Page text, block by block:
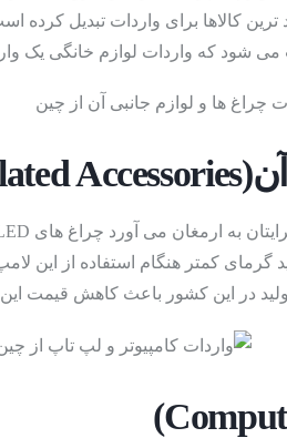
مسافرتی(Travel Bags
ترین کالاها برای واردات تبدیل
شود که واردات لوازم خانگی یک
(Lights And Related Accessories)
گرمای کمتر هنگام استفاده از این
در این کشور باعث کاهش قیمت
)